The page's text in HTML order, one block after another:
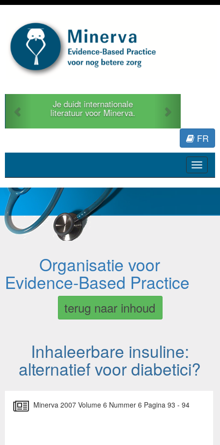
Je duidt internationale
literatuur voor Minerva.
Previous
FR
Toggle
Organisatie voor
Evidence-Based Practice
terug naar inhoud
Inhaleerbare insuline:
alternatief voor diabetici?
Minerva 2007 Volume 6 Nummer 6 Pagina 93 - 94